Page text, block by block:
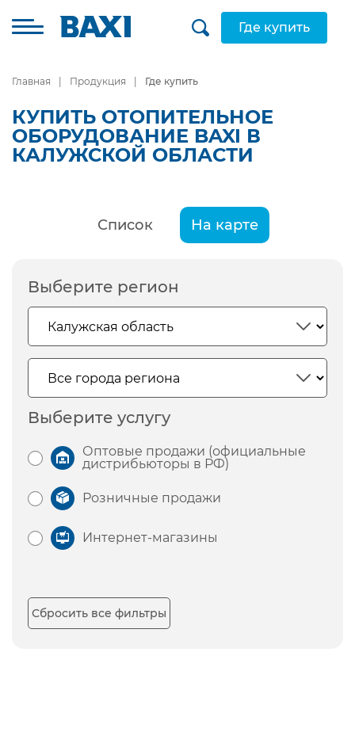
Где купить
Главная Продукция Где купить
КУПИТЬ ОТОПИТЕЛЬНОЕ
ОБОРУДОВАНИЕ BAXI В
КАЛУЖСКОЙ ОБЛАСТИ
Список На карте
Выберите регион
Выберите услугу
Оптовые продажи (официальные
дистрибьюторы в РФ)
Розничные продажи
Интернет-магазины
Сбросить все фильтры